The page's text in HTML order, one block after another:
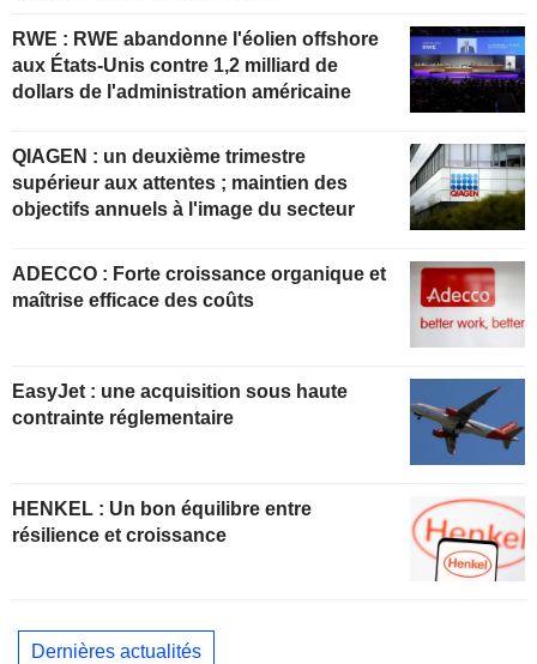
RWE : RWE abandonne l'éolien offshore
aux États-Unis contre 1,2 milliard de
dollars de l'administration américaine
QIAGEN : un deuxième trimestre
supérieur aux attentes ; maintien des
objectifs annuels à l'image du secteur
ADECCO : Forte croissance organique et
maîtrise efficace des coûts
EasyJet : une acquisition sous haute
contrainte réglementaire
HENKEL : Un bon équilibre entre
résilience et croissance
Dernières actualités